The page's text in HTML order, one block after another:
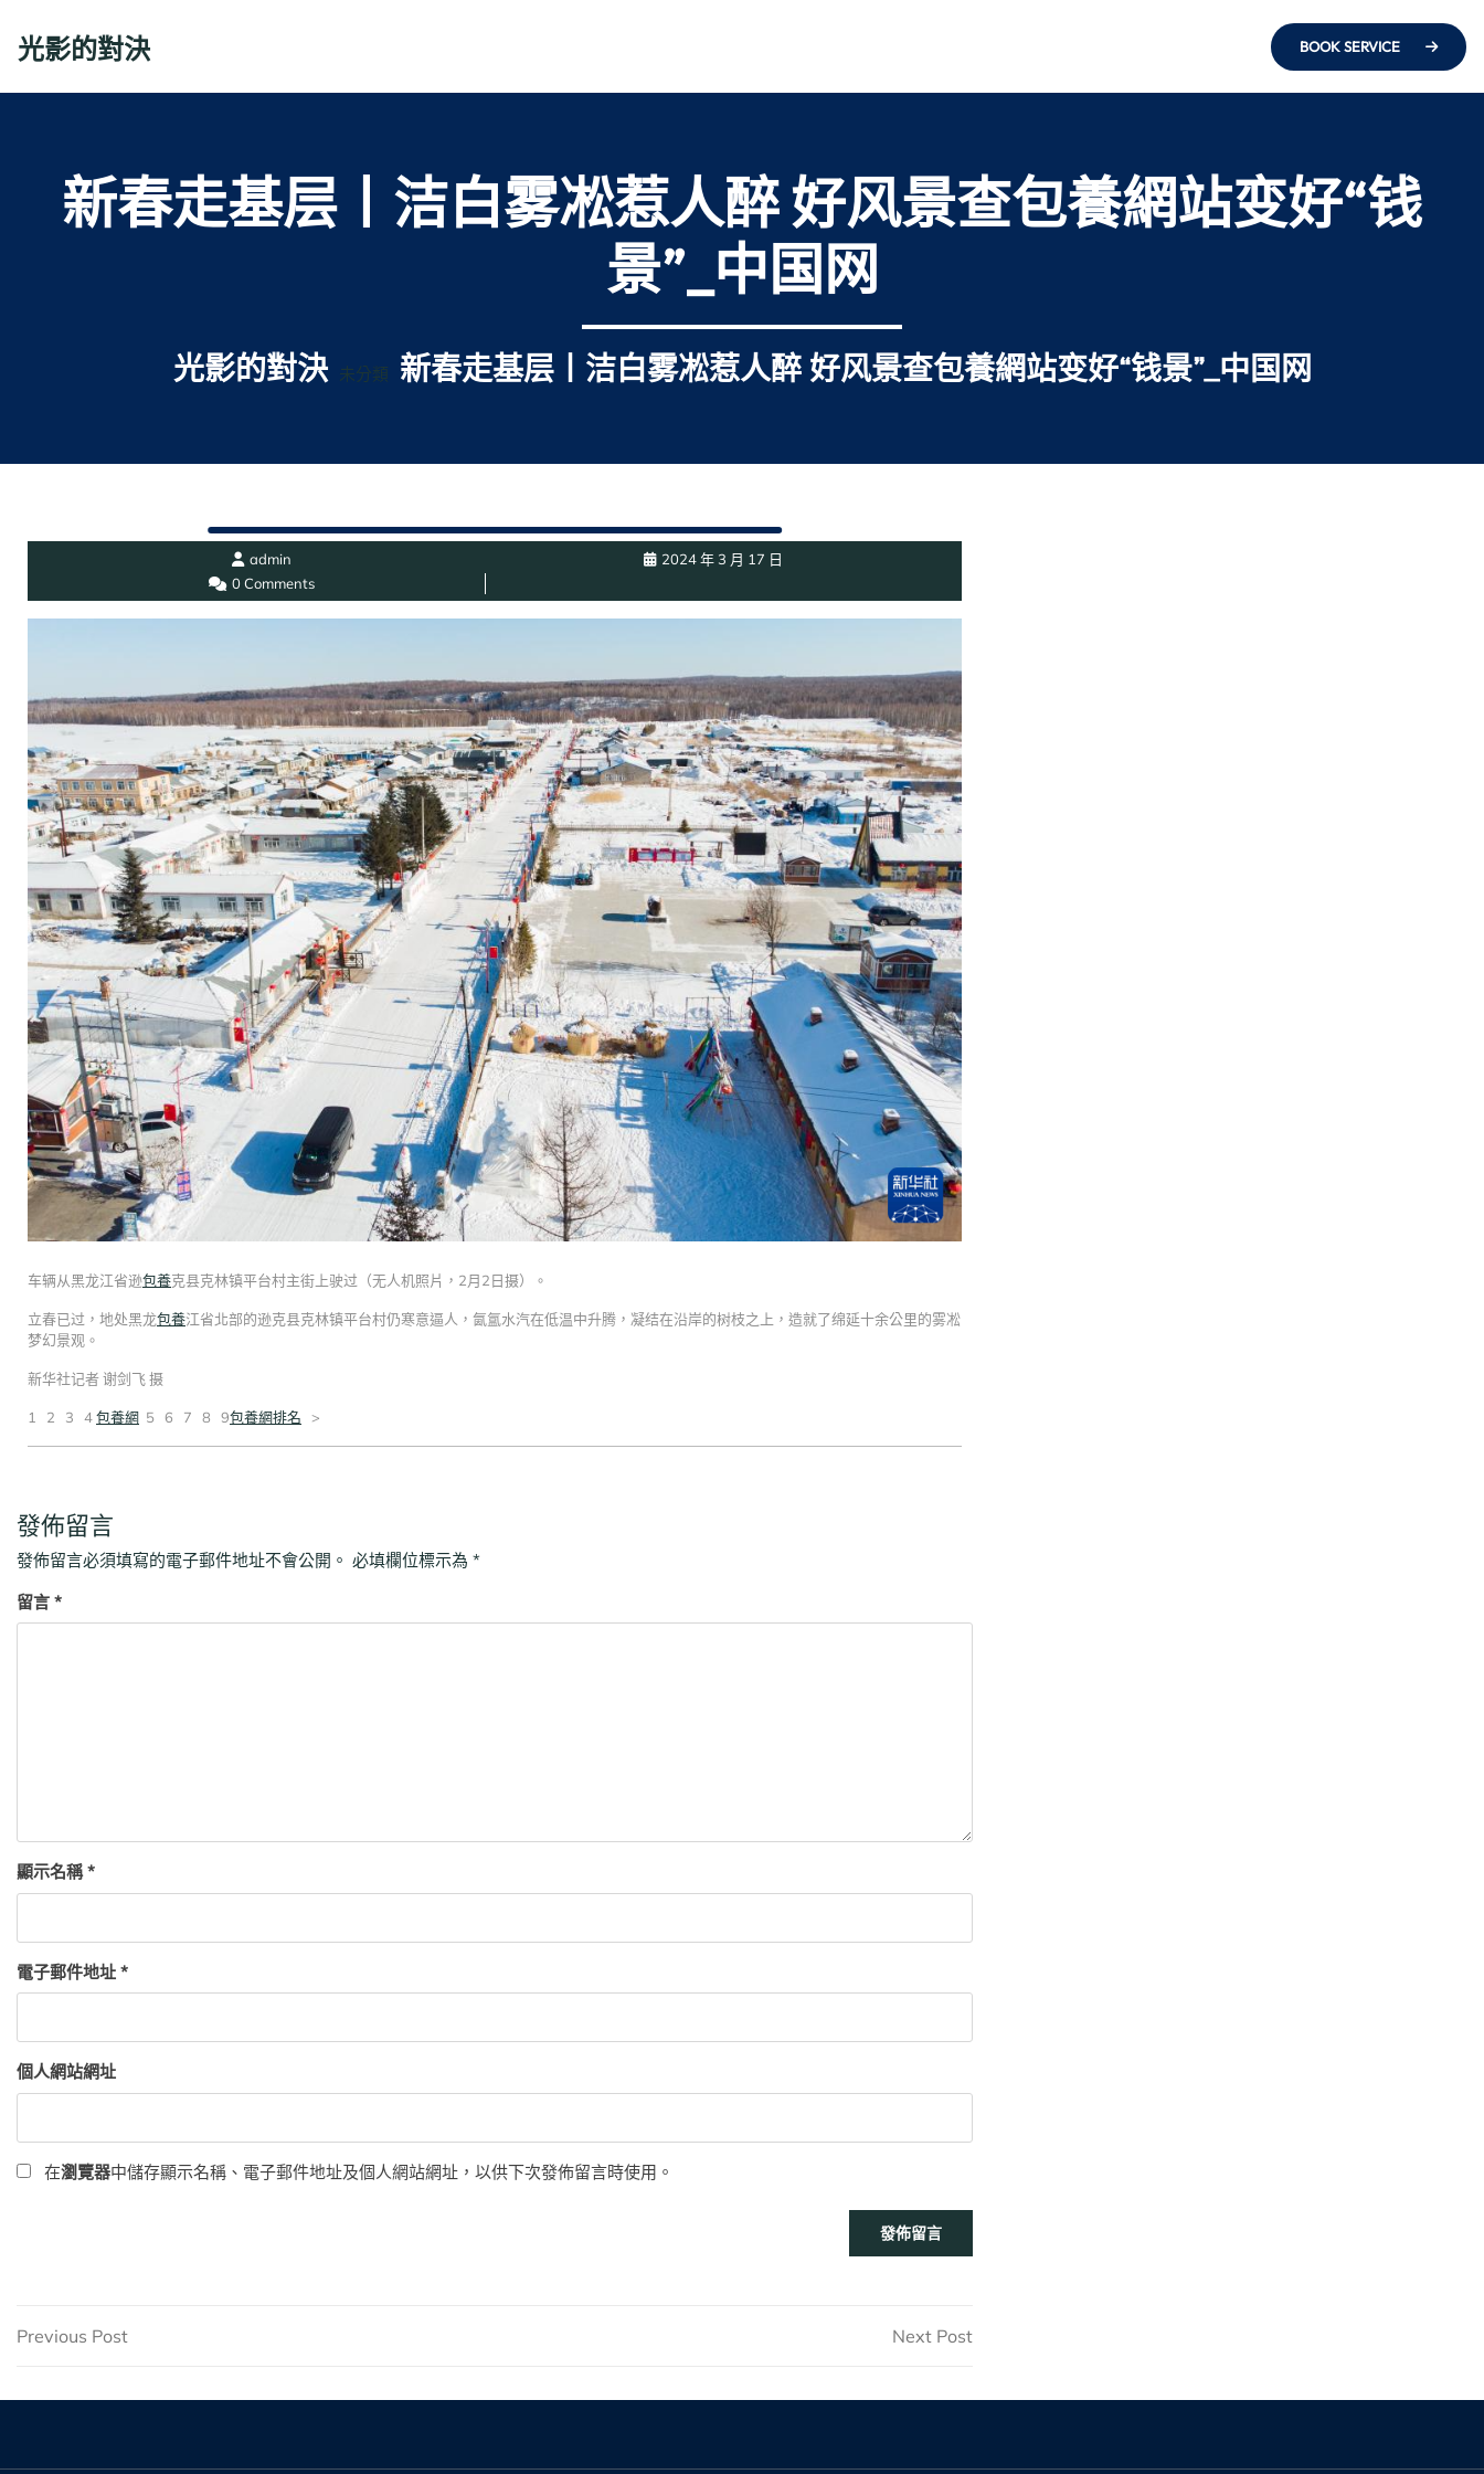
content
光影的對決 BOOK SERVICE
新春走基层丨洁白雾凇惹人醉 好风景查包養網站变好“钱
景”_中国网
光影的對決 未分類 新春走基层丨洁白雾凇惹人醉 好风景查包養網站变好“钱景”_中国网
admin
2024 年 3 月 17 日
0 Comments
车辆从黑龙江省逊包養克县克林镇平台村主街上驶过（无人机照片，2月2日摄）。
立春已过，地处黑龙包養江省北部的逊克县克林镇平台村仍寒意逼人，氤氲水汽在低温中升腾，凝结在沿岸的树枝之上，造就了绵延十余公里的雾凇
梦幻景观。
新华社记者 谢剑飞 摄
1 2 3 4包養網 5 6 7 8 9包養網排名 >
發佈留言
發佈留言必須填寫的電子郵件地址不會公開。 必填欄位標示為 *
留言 *
顯示名稱*
電子郵件地址 *
個人網站網址
在瀏覽器中儲存顯示名稱、電子郵件地址及個人網站網址，以供下次發佈留言時使用。
文
導
Previous
Previous Post
Next
Next Post